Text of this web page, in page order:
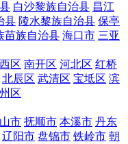
白沙黎族自治县 昌江
县 陵水黎族自治县 保亭
苗族自治县 海口市 三亚
区 南开区 河北区 红桥
北辰区 武清区 宝坻区 滨
区
市 抚顺市 本溪市 丹东
辽阳市 盘锦市 铁岭市 朝